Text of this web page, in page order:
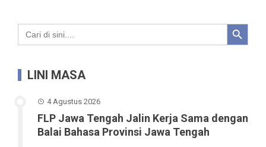
Search
for:
Search Button
LINI MASA
4 Agustus 2026
FLP Jawa Tengah Jalin Kerja Sama dengan
Balai Bahasa Provinsi Jawa Tengah